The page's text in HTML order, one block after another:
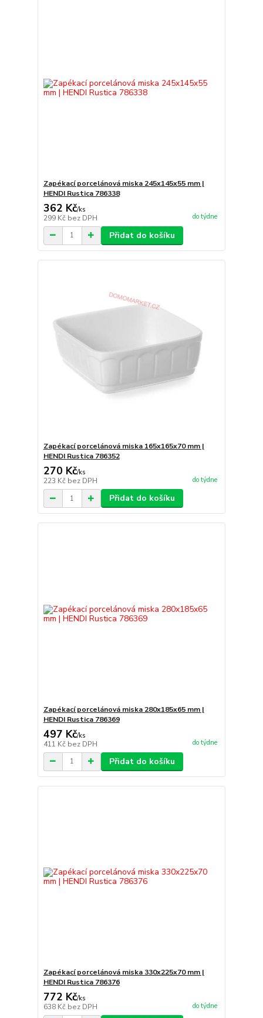
Zapékací porcelánová miska 245x145x55 mm |
HENDI Rustica 786338
362 Kč/ks
299 Kč bez DPH do týdne
Přidat do košíku
Zapékací porcelánová miska 165x165x70 mm |
HENDI Rustica 786352
270 Kč/ks
223 Kč bez DPH do týdne
Přidat do košíku
Zapékací porcelánová miska 280x185x65 mm |
HENDI Rustica 786369
497 Kč/ks
411 Kč bez DPH do týdne
Přidat do košíku
Zapékací porcelánová miska 330x225x70 mm |
HENDI Rustica 786376
772 Kč/ks
638 Kč bez DPH do týdne